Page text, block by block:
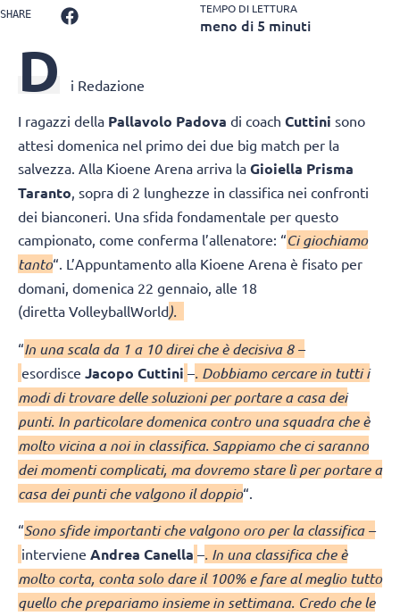
SHARE TEMPO DI LETTURA
meno di 5 minuti
D i Redazione
I ragazzi della Pallavolo Padova di coach Cuttini sono
attesi domenica nel primo dei due big match per la
salvezza. Alla Kioene Arena arriva la Gioiella Prisma
Taranto, sopra di 2 lunghezze in classifica nei confronti
dei bianconeri. Una sfida fondamentale per questo
campionato, come conferma l’allenatore: “Ci giochiamo
tanto“. L’Appuntamento alla Kioene Arena è fisato per
domani, domenica 22 gennaio, alle 18
(diretta VolleyballWorld).
“In una scala da 1 a 10 direi che è decisiva 8 –
esordisce Jacopo Cuttini –. Dobbiamo cercare in tutti i
modi di trovare delle soluzioni per portare a casa dei
punti. In particolare domenica contro una squadra che è
molto vicina a noi in classifica. Sappiamo che ci saranno
dei momenti complicati, ma dovremo stare lì per portare a
casa dei punti che valgono il doppio“.
“Sono sfide importanti che valgono oro per la classifica –
interviene Andrea Canella –. In una classifica che è
molto corta, conta solo dare il 100% e fare al meglio tutto
quello che prepariamo insieme in settimana. Credo che le